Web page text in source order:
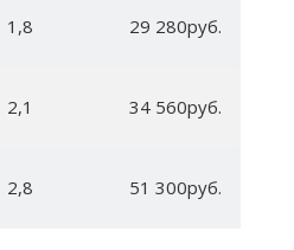
1,8 29 280руб.
2,1 34 560руб.
2,8 51 300руб.